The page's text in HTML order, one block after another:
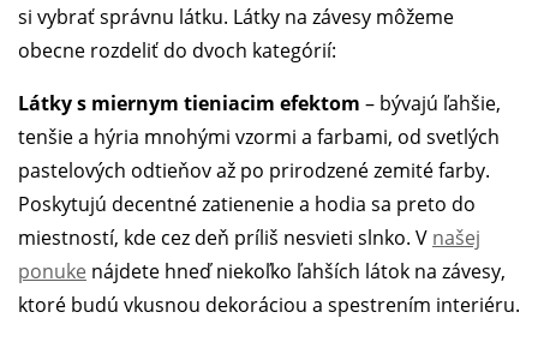
si vybrať správnu látku. Látky na závesy môžeme
obecne rozdeliť do dvoch kategórií:
Látky s miernym tieniacim efektom – bývajú ľahšie,
tenšie a hýria mnohými vzormi a farbami, od svetlých
pastelových odtieňov až po prirodzené zemité farby.
Poskytujú decentné zatienenie a hodia sa preto do
miestností, kde cez deň príliš nesvieti slnko. V našej
ponuke nájdete hneď niekoľko ľahších látok na závesy,
ktoré budú vkusnou dekoráciou a spestrením interiéru.